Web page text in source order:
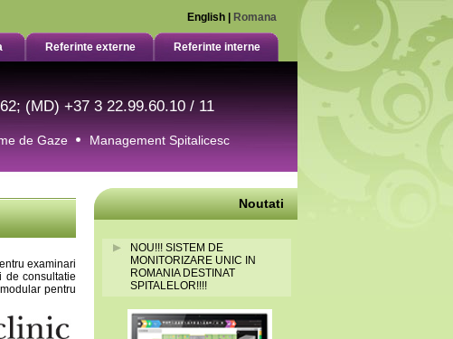
English Romana
Referinte externe Referinte interne
(MD) +37 3 22.99.60.10 / 11
de Gaze Management Spitalicesc
examinari
de consultatie
pentru
Noutati
NOU!!! SISTEM DE
MONITORIZARE UNIC IN
ROMANIA DESTINAT
SPITALELOR!!!!